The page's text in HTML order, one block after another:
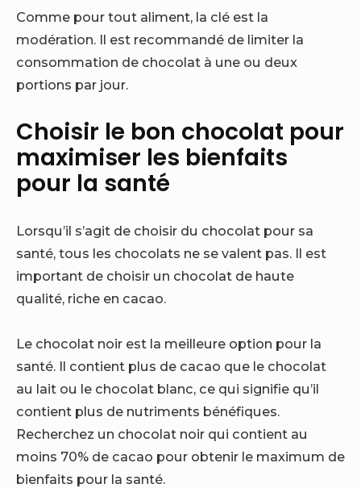
Comme pour tout aliment, la clé est la
modération. Il est recommandé de limiter la
consommation de chocolat à une ou deux
portions par jour.
Choisir le bon chocolat pour
maximiser les bienfaits
pour la santé
Lorsqu’il s’agit de choisir du chocolat pour sa
santé, tous les chocolats ne se valent pas. Il est
important de choisir un chocolat de haute
qualité, riche en cacao.
Le chocolat noir est la meilleure option pour la
santé. Il contient plus de cacao que le chocolat
au lait ou le chocolat blanc, ce qui signifie qu’il
contient plus de nutriments bénéfiques.
Recherchez un chocolat noir qui contient au
moins 70% de cacao pour obtenir le maximum de
bienfaits pour la santé.